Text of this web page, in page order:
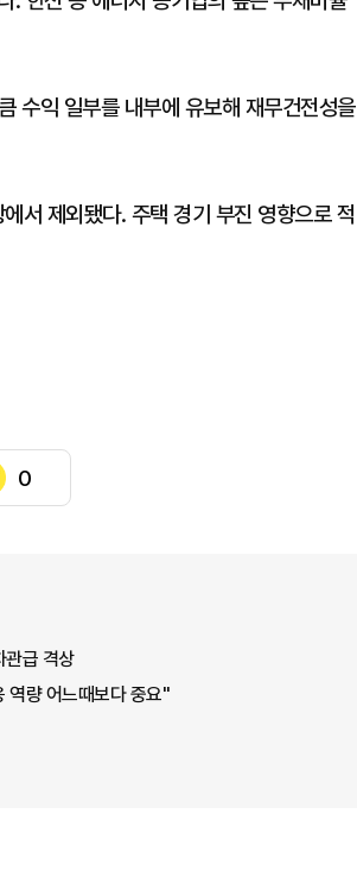
수익 일부를 내부에 유보해 재무건전성을
서 제외됐다. 주택 경기 부진 영향으로 적
0
관급 격상
역량 어느때보다 중요"